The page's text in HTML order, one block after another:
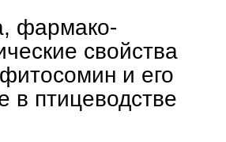
фармако-
свойства
и его
в птицеводстве